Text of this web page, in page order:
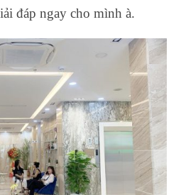
đáp ngay cho mình à.